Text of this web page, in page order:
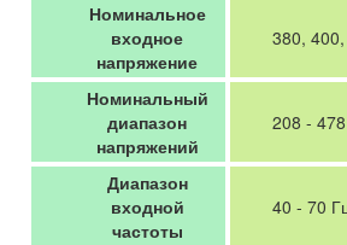
Номинальное
входное
напряжение
380,
Номинальный
диапазон
напряжений
208 -
Диапазон
входной
частоты
40 - 70